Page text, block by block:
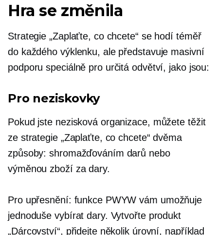
Hra se změnila
Strategie „Zaplaťte, co chcete“ se hodí téměř
do každého výklenku, ale představuje masivní
podporu speciálně pro určitá odvětví, jako jsou:
Pro neziskovky
Pokud jste nezisková organizace, můžete těžit
ze strategie „Zaplaťte, co chcete“ dvěma
způsoby: shromažďováním darů nebo
výměnou zboží za dary.
Pro upřesnění: funkce PWYW vám umožňuje
jednoduše vybírat dary. Vytvořte produkt
„Dárcovství“, přidejte několik úrovní, například